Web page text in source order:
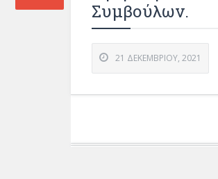
Συμβούλων.
21 ΔΕΚΕΜΒΡΊΟΥ, 2021